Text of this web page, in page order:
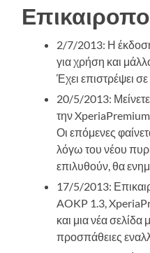
2/7/2013: Η
για χρήση και
Έχει επιστρέψει
20/5/2013:
την
Οι επόμενες
λόγω του νέου
επιλυθούν, θα
17/5/2013:
AOKP 1.3,
και μια νέα σελίδα
προσπάθειες